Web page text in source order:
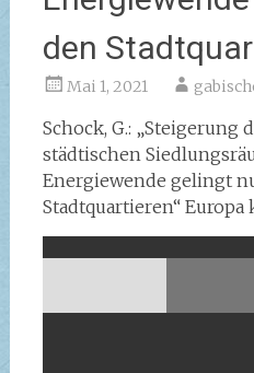
den
Mai 1, 2021
Schock, G.:
städtischen
Energiewende gelingt
Stadtquartieren“ Europa